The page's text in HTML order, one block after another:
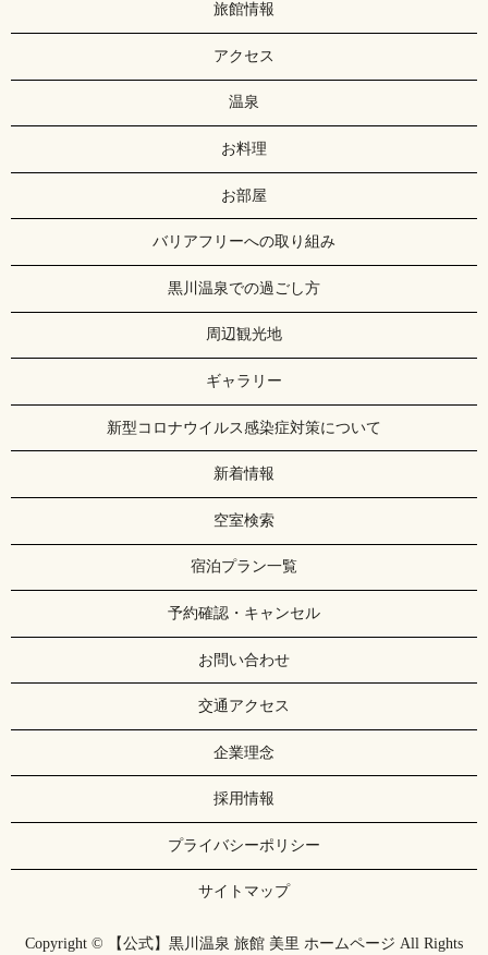
旅館情報
アクセス
温泉
お料理
お部屋
バリアフリーへの取り組み
黒川温泉での過ごし方
周辺観光地
ギャラリー
新型コロナウイルス感染症対策について
新着情報
空室検索
宿泊プラン一覧
予約確認・キャンセル
お問い合わせ
交通アクセス
企業理念
採用情報
プライバシーポリシー
サイトマップ
Copyright © 【公式】黒川温泉 旅館 美里 ホームページ All Rights